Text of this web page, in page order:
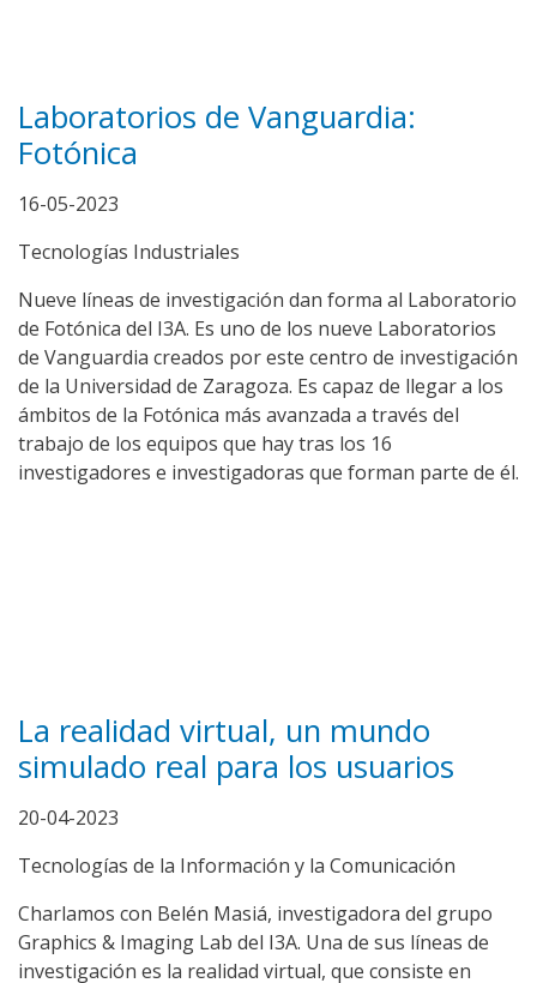
Laboratorios de Vanguardia:
Fotónica
16-05-2023
Tecnologías Industriales
Nueve líneas de investigación dan forma al Laboratorio
de Fotónica del I3A. Es uno de los nueve Laboratorios
de Vanguardia creados por este centro de investigación
de la Universidad de Zaragoza. Es capaz de llegar a los
ámbitos de la Fotónica más avanzada a través del
trabajo de los equipos que hay tras los 16
investigadores e investigadoras que forman parte de él.
La realidad virtual, un mundo
simulado real para los usuarios
20-04-2023
Tecnologías de la Información y la Comunicación
Charlamos con Belén Masiá, investigadora del grupo
Graphics & Imaging Lab del I3A. Una de sus líneas de
investigación es la realidad virtual, que consiste en